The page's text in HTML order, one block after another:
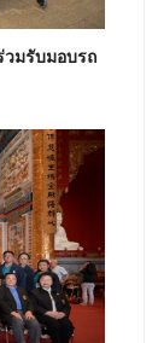
มรับมอบรถ